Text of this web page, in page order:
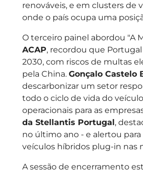
renováveis, e em clusters de
onde o país ocupa uma
O terceiro painel abordou "A
ACAP, recordou que
2030, com riscos de multas
pela China.Gonçalo Castelo
descarbonizar um setor
todo o ciclo de vida do
operacionais para as
da Stellantis Portugal,
no último ano - e alertou
veículos híbridos plug-in nas
A sessão de encerramento